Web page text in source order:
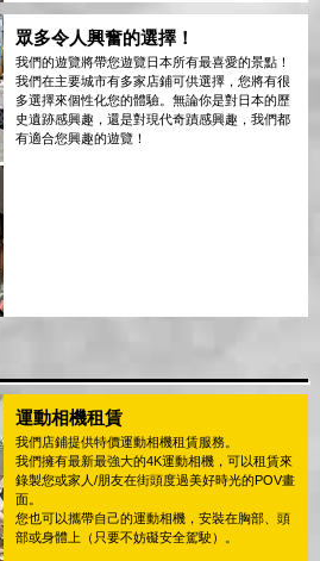
眾多令人興奮的選擇！
我們的遊覽將帶您遊覽日本所有最喜愛的景點！
我們在主要城市有多家店鋪可供選擇，您將有很
多選擇來個性化您的體驗。無論你是對日本的歷
史遺跡感興趣，還是對現代奇蹟感興趣，我們都
有適合您興趣的遊覽！
運動相機租賃
我們店鋪提供特價運動相機租賃服務。
我們擁有最新最強大的4K運動相機，可以租賃來
錄製您或家人/朋友在街頭度過美好時光的POV畫
面。
您也可以攜帶自己的運動相機，安裝在胸部、頭
部或身體上（只要不妨礙安全駕駛）。